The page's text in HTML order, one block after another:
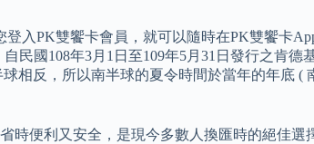
入PK雙饗卡會員，就可以隨時在PK雙饗卡
國108年3月1日至109年5月31日發行之肯
相反，所以南半球的夏令時間於當年的年底 (
便利又安全，是現今多數人換匯時的絕佳選